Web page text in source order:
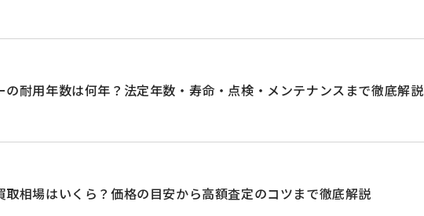
の耐用年数は何年？法定年数・寿命・点検・メンテナンスまで徹底解説
取相場はいくら？価格の目安から高額査定のコツまで徹底解説